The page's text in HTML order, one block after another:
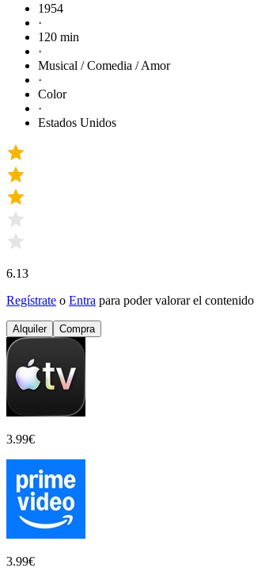
1954
·
120 min
·
Musical / Comedia / Amor
·
Color
·
Estados Unidos
6.13
Regístrate o Entra para poder valorar el contenido
Alquiler Compra
3.99€
3.99€